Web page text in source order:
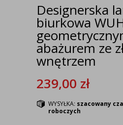
Designerska
biurkowa
abażurem ze
wnętrzem
239,00 zł
WYSYŁKA: szacowany
roboczych